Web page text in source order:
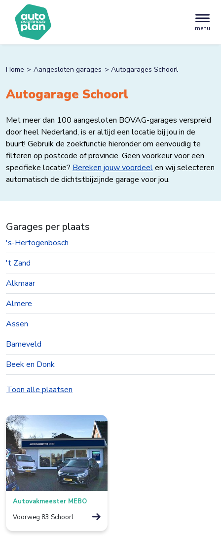
menu
Home Aangesloten garages Autogarages Schoorl
Autogarage Schoorl
Met meer dan 100 aangesloten BOVAG-garages verspreid
door heel Nederland, is er altijd een locatie bij jou in de
buurt! Gebruik de zoekfunctie hieronder om eenvoudig te
filteren op postcode of provincie. Geen voorkeur voor een
specifieke locatie? Bereken jouw voordeelen wij selecteren
automatisch de dichtstbijzijnde garage voor jou.
Garages per plaats
's-Hertogenbosch
't Zand
Alkmaar
Almere
Assen
Barneveld
Beek en Donk
Beesd
Bolsward
Borculo
Boxtel
Bredevoort
Bunnik
Bussum
Toon alle plaatsen
Autovakmeester MEBO
Voorweg 83 Schoorl